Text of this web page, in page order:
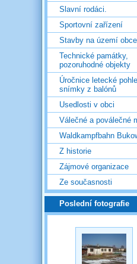
Slavní rodáci.
Sportovní zařízení
Stavby na území obce
Technické památky,
pozoruhodné objekty
Úročnice letecké
snímky z balónů
Usedlosti v obci
Válečné a poválečné
Waldkampfbahn
Z historie
Zájmové organizace
Ze současnosti
Poslední fotografie